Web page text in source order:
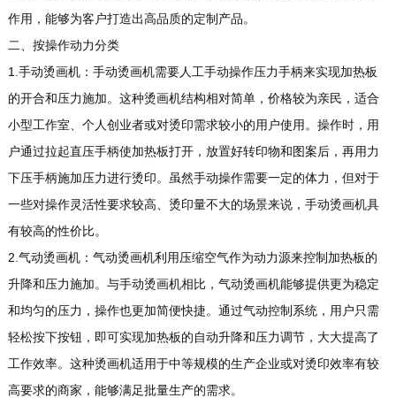
作用，能够为客户打造出高品质的定制产品。
二、按操作动力分类
1.手动烫画机：手动烫画机需要人工手动操作压力手柄来实现加热板
的开合和压力施加。这种烫画机结构相对简单，价格较为亲民，适合
小型工作室、个人创业者或对烫印需求较小的用户使用。操作时，用
户通过拉起直压手柄使加热板打开，放置好转印物和图案后，再用力
下压手柄施加压力进行烫印。虽然手动操作需要一定的体力，但对于
一些对操作灵活性要求较高、烫印量不大的场景来说，手动烫画机具
有较高的性价比。
2.气动烫画机：气动烫画机利用压缩空气作为动力源来控制加热板的
升降和压力施加。与手动烫画机相比，气动烫画机能够提供更为稳定
和均匀的压力，操作也更加简便快捷。通过气动控制系统，用户只需
轻松按下按钮，即可实现加热板的自动升降和压力调节，大大提高了
工作效率。这种烫画机适用于中等规模的生产企业或对烫印效率有较
高要求的商家，能够满足批量生产的需求。